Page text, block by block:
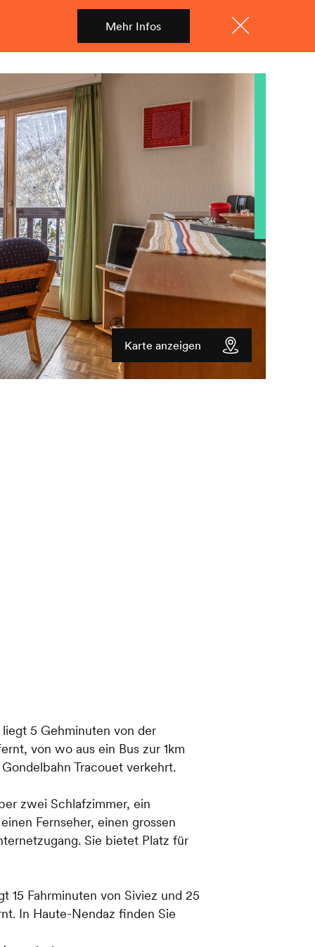
Mehr Infos Menü
Shop
Karte anzeigen
5 Gehminuten von der
von wo aus ein Bus zur 1km
Tracouet verkehrt.
zwei Schlafzimmer, ein
Fernseher, einen grossen
Sie bietet Platz für
15 Fahrminuten von Siviez und 25
In Haute-Nendaz finden Sie